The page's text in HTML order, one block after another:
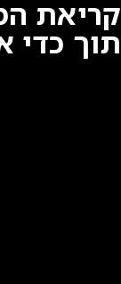
קריאת
תוך כדי